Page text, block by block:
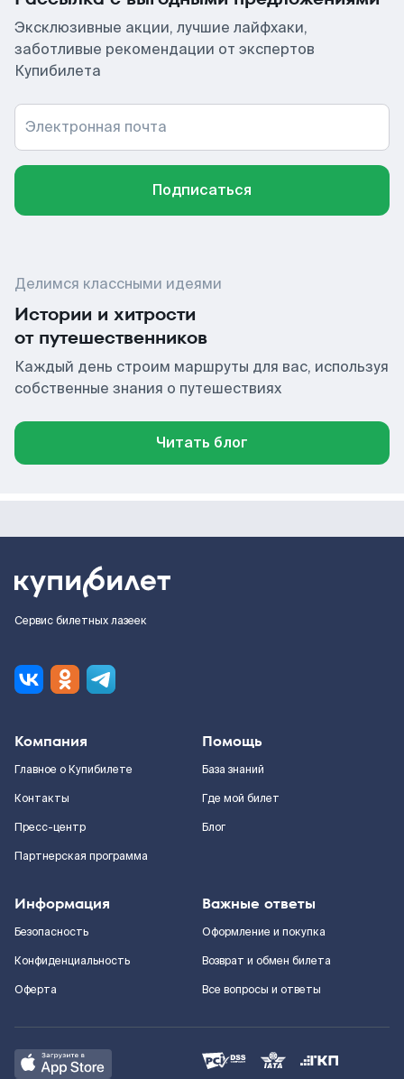
Эксклюзивные акции, лучшие лайфхаки,
заботливые рекомендации от экспертов
Купибилета
Электронная почта
Подписаться
Делимся классными идеями
Истории и хитрости
от путешественников
Каждый день строим маршруты для вас, используя
собственные знания о путешествиях
Читать блог
Сервис билетных лазеек
Компания
Главное о Купибилете
Контакты
Пресс-центр
Партнерская программа
Помощь
База знаний
Где мой билет
Блог
Информация
Безопасность
Конфиденциальность
Оферта
Важные ответы
Оформление и покупка
Возврат и обмен билета
Все вопросы и ответы